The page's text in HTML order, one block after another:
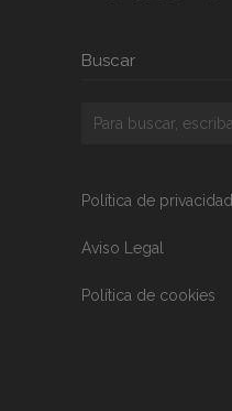
Buscar
Política de privacidad
Aviso Legal
Política de cookies